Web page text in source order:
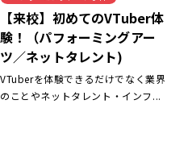
【来校】初めてのVTuber体
験！（パフォーミングアー
ツ／ネットタレント)
VTuberを体験できるだけでなく業界
のことやネットタレント・インフ...